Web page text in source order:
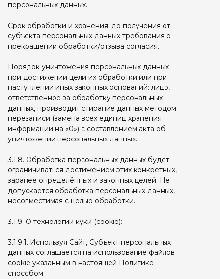
персональных данных.
Срок обработки и хранения: до получения от
субъекта персональных данных требования о
прекращении обработки/отзыва согласия.
Порядок уничтожения персональных данных
при достижении цели их обработки или при
наступлении иных законных оснований: лицо,
ответственное за обработку персональных
данных, производит стирание данных методом
перезаписи (замена всех единиц хранения
информации на «0») с составлением акта об
уничтожении персональных данных.
3.1.8. Обработка персональных данных будет
ограничиваться достижением этих конкретных,
заранее определённых и законных целей. Не
допускается обработка персональных данных,
несовместимая с целью обработки.
3.1.9. О технологии куки (cookie):
3.1.9.1. Используя Сайт, Субъект персональных
данных соглашается на использование файлов
cookie указанным в настоящей Политике
способом.